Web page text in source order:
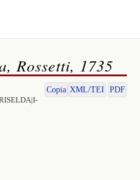
Rossetti, 1735
Copia XML/TEI PDF